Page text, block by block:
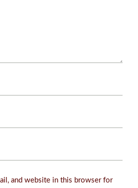
and website in this browser for